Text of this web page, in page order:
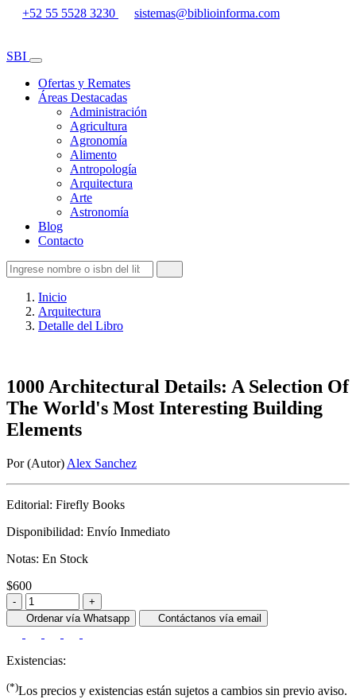
+52 55 5528 3230 sistemas@biblioinforma.com
SBI
Ofertas y Remates
Áreas Destacadas
Administración
Agricultura
Agronomía
Alimento
Antropología
Arquitectura
Arte
Astronomía
Blog
Contacto
Inicio
Arquitectura
Detalle del Libro
1000 Architectural Details: A Selection Of
The World's Most Interesting Building
Elements
Por (Autor) Alex Sanchez
Editorial: Firefly Books
Disponibilidad: Envío Inmediato
Notas: En Stock
$600
-
+
Ordenar vía Whatsapp
Contáctanos vía email
Existencias:
(*)Los precios y existencias están sujetos a cambios sin previo aviso.